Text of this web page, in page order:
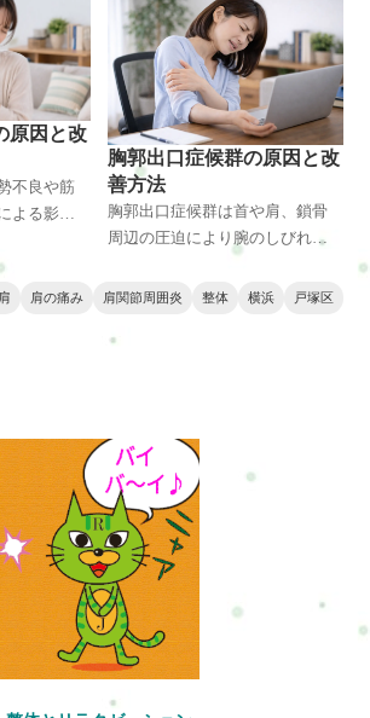
頭痛にも
ら整体で
解説しま
にもなるため、原因と対策を整
体師の視点で解説します。
原因と改
不良や筋
よる影響
す。放置
浅さにも
整体での
胸郭出口症候群の原因と改
善方法
胸郭出口症候群は首や肩、鎖骨
周辺の圧迫により腕のしびれや
筋肉の状態が大きく関係し、整
因と対策を詳しく解説します。
肩の痛み 肩関節周囲炎 整体 横浜 戸塚区